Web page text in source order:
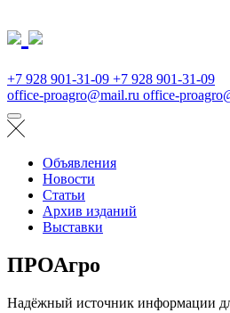
+7 928 901-31-09 +7 928 901-31-09
office-proagro@mail.ru office-
Объявления
Новости
Статьи
Архив изданий
Выставки
ПРОАгро
Надёжный источник информации